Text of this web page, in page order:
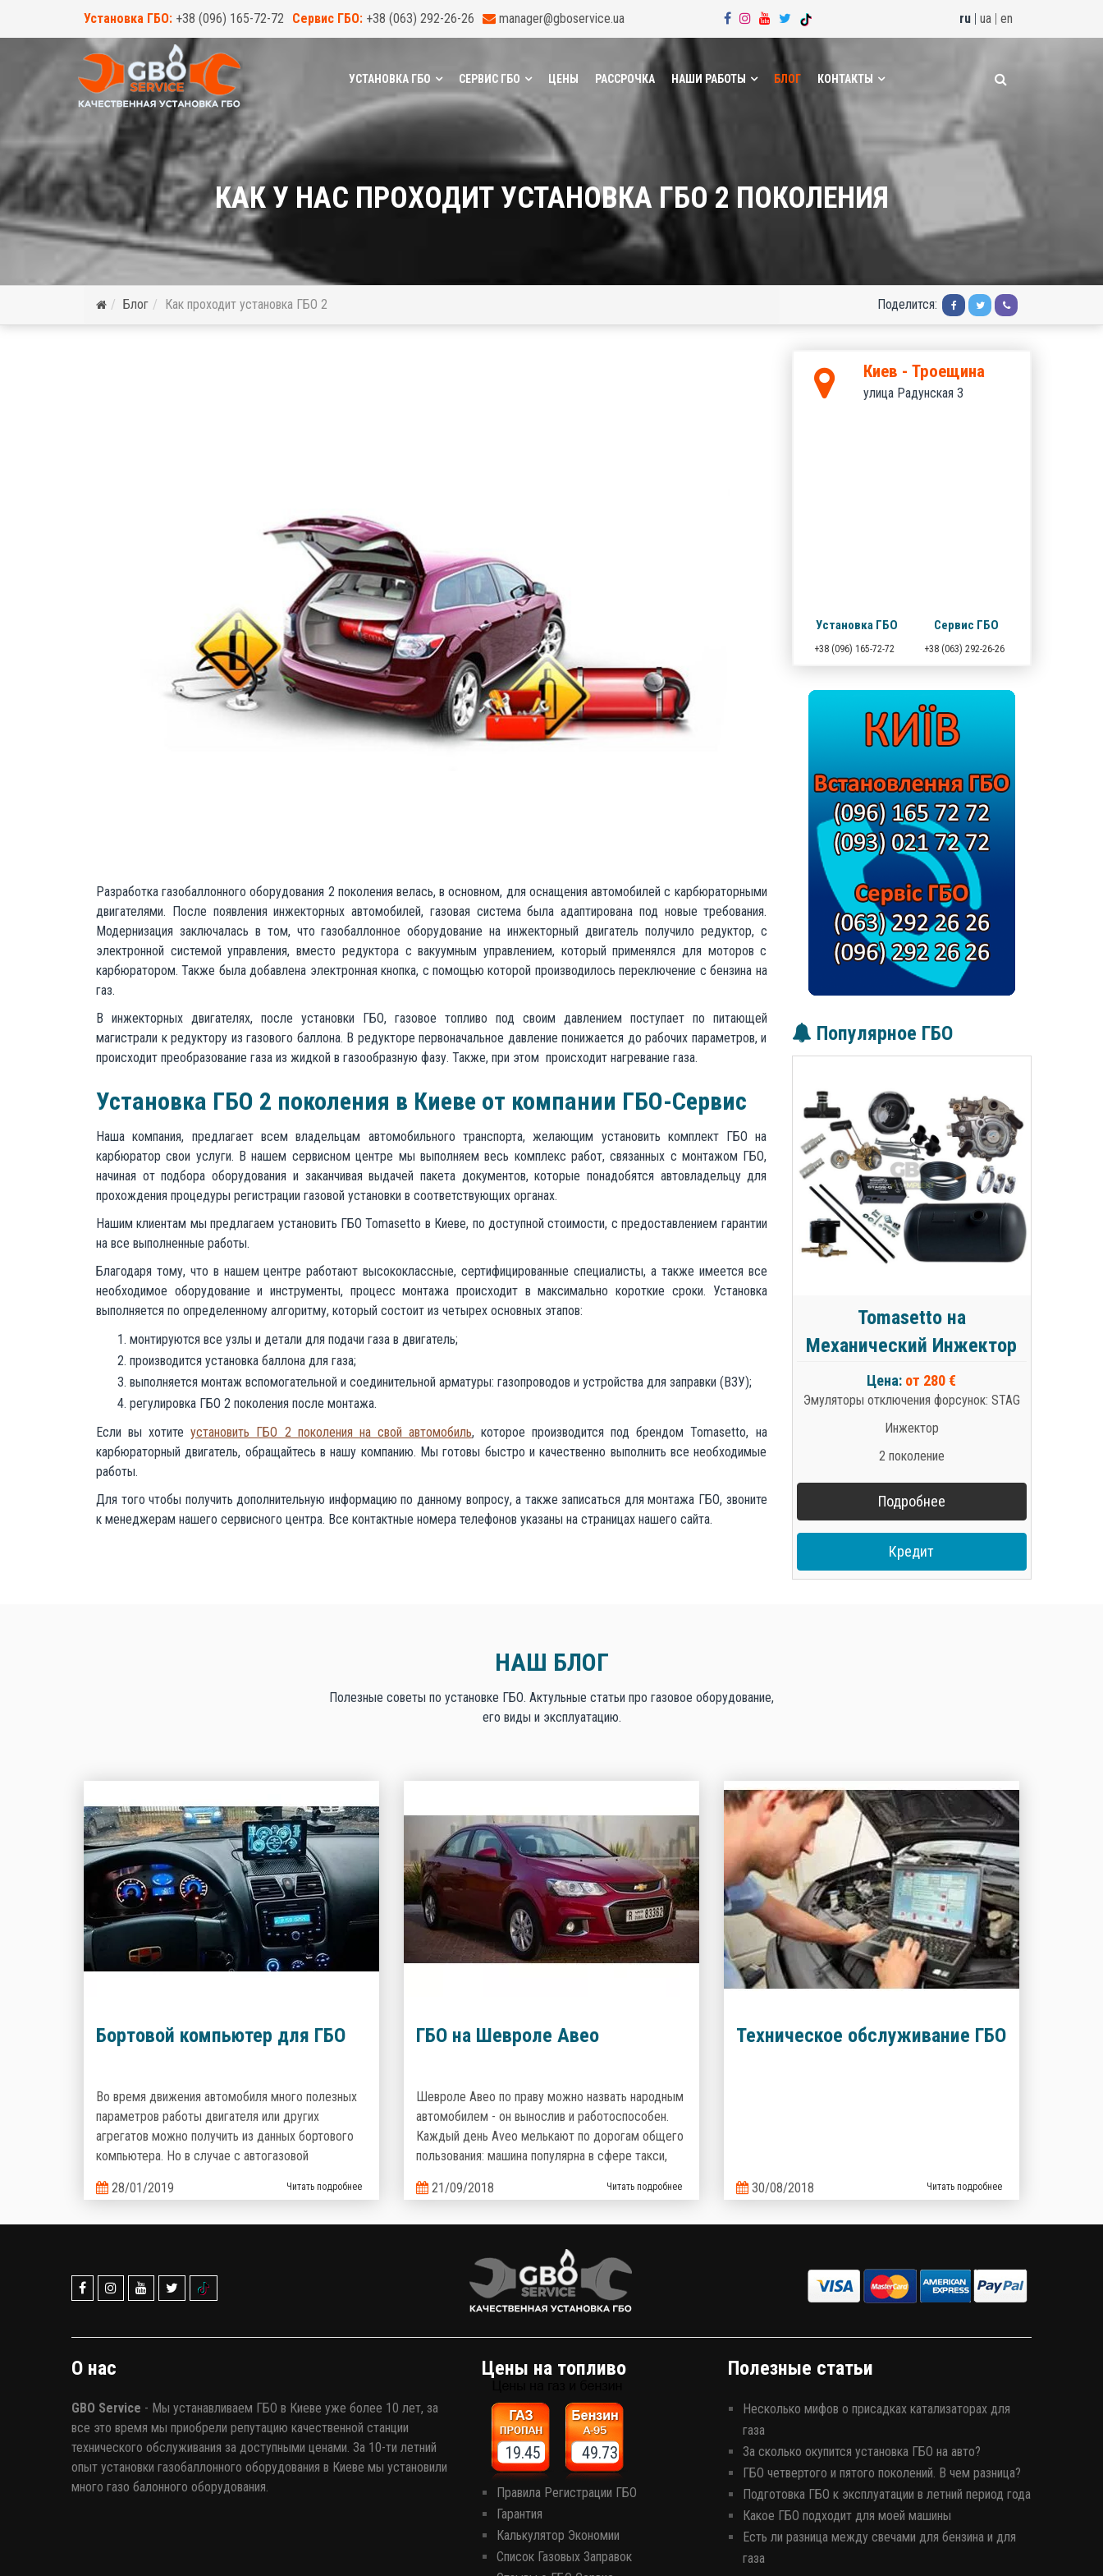
Установка ГБО: +38 (096) 165-72-72 Сервис ГБО: +38 (063) 292-26-26 manager@gboservice.ua ru | ua | en
УСТАНОВКА ГБО СЕРВИС ГБО ЦЕНЫ РАССРОЧКА НАШИ РАБОТЫ БЛОГ КОНТАКТЫ
КАК У НАС ПРОХОДИТ УСТАНОВКА ГБО 2 ПОКОЛЕНИЯ
Блог Как проходит установка ГБО 2 Поделится:
Разработка газобаллонного оборудования 2 поколения велась, в основном, для оснащения автомобилей с карбюраторными
двигателями. После появления инжекторных автомобилей, газовая система была адаптирована под новые требования.
Модернизация заключалась в том, что газобаллонное оборудование на инжекторный двигатель получило редуктор, с
электронной системой управления, вместо редуктора с вакуумным управлением, который применялся для моторов с
карбюратором. Также была добавлена электронная кнопка, с помощью которой производилось переключение с бензина на
газ.
В инжекторных двигателях, после установки ГБО, газовое топливо под своим давлением поступает по питающей
магистрали к редуктору из газового баллона. В редукторе первоначальное давление понижается до рабочих параметров, и
происходит преобразование газа из жидкой в газообразную фазу. Также, при этом происходит нагревание газа.
Установка ГБО 2 поколения в Киеве от компании ГБО-Сервис
Наша компания, предлагает всем владельцам автомобильного транспорта, желающим установить комплект ГБО на
карбюратор свои услуги. В нашем сервисном центре мы выполняем весь комплекс работ, связанных с монтажом ГБО,
начиная от подбора оборудования и заканчивая выдачей пакета документов, которые понадобятся автовладельцу для
прохождения процедуры регистрации газовой установки в соответствующих органах.
Нашим клиентам мы предлагаем установить ГБО Tomasetto в Киеве, по доступной стоимости, с предоставлением гарантии
на все выполненные работы.
Благодаря тому, что в нашем центре работают высококлассные, сертифицированные специалисты, а также имеется все
необходимое оборудование и инструменты, процесс монтажа происходит в максимально короткие сроки. Установка
выполняется по определенному алгоритму, который состоит из четырех основных этапов:
монтируются все узлы и детали для подачи газа в двигатель;
производится установка баллона для газа;
выполняется монтаж вспомогательной и соединительной арматуры: газопроводов и устройства для заправки (ВЗУ);
регулировка ГБО 2 поколения после монтажа.
Если вы хотитеустановить ГБО 2 поколения на свой автомобиль, которое производится под брендом Tomasetto, на
карбюраторный двигатель, обращайтесь в нашу компанию. Мы готовы быстро и качественно выполнить все необходимые
работы.
Для того чтобы получить дополнительную информацию по данному вопросу, а также записаться для монтажа ГБО, звоните
к менеджерам нашего сервисного центра. Все контактные номера телефонов указаны на страницах нашего сайта.
Киев - Троещина
улица Радунская 3
Установка ГБО
+38 (096) 165-72-72
Сервис ГБО
+38 (063) 292-26-26
Популярное ГБО
Tomasetto на
Механический Инжектор
Цена: от 280 €
Эмуляторы отключения форсунок: STAG
Инжектор
2 поколение
Подробнее
Кредит
НАШ БЛОГ
Полезные советы по установке ГБО. Актульные статьи про газовое оборудование,
его виды и эксплуатацию.
Бортовой компьютер для ГБО
Во время движения автомобиля много полезных
параметров работы двигателя или других
агрегатов можно получить из данных бортового
компьютера. Но в случае с автогазовой
информацию о работе автогазовой системы.
28/01/2019 Читать подробнее
ГБО на Шевроле Авео
Шевроле Авео по праву можно назвать народным
автомобилем - он вынослив и работоспособен.
Каждый день Aveo мелькают по дорогам общего
пользования: машина популярна в сфере такси,
семейный надежный и неприхотливый
комплект газобаллонного оборудования, которое
сэкономит кучу денег на топливе!
21/09/2018 Читать подробнее
Техническое обслуживание ГБО
30/08/2018 Читать подробнее
О нас
GBO Service - Мы устанавливаем ГБО в Киеве уже более 10 лет, за
все это время мы приобрели репутацию качественной станции
технического обслуживания за доступными ценами. За 10-ти летний
опыт установки газобаллонного оборудования в Киеве мы установили
много газо балонного оборудования.
Цены на топливо
19.45 49.73
Правила Регистрации ГБО
Гарантия
Калькулятор Экономии
Список Газовых Заправок
Полезные статьи
Несколько мифов о присадках катализаторах для
газа
За сколько окупится установка ГБО на авто?
ГБО четвертого и пятого поколений. В чем разница?
Подготовка ГБО к эксплуатации в летний период года
Какое ГБО подходит для моей машины
Есть ли разница между свечами для бензина и для
газа